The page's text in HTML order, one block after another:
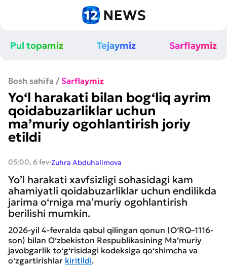
Pul topamiz Tejaymiz Sarflaymiz
Bosh sahifa / Sarflaymiz
Yo‘l harakati bilan bog‘liq ayrim
qoidabuzarliklar uchun
ma’muriy ogohlantirish joriy
etildi
05:00, 6 fev·Zuhra Abduhalimova
Yo’l harakati xavfsizligi sohasidagi kam
ahamiyatli qoidabuzarliklar uchun endilikda
jarima o‘rniga ma’muriy ogohlantirish
berilishi mumkin.
2026-yil 4-fevralda qabul qilingan qonun (O‘RQ–1116-
son) bilan O‘zbekiston Respublikasining Ma’muriy
javobgarlik to‘g‘risidagi kodeksiga qo‘shimcha va
o‘zgartirishlar kiritildi.